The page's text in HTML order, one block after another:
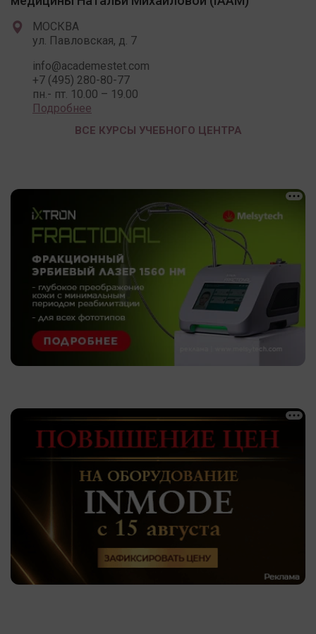
МОСКВА
ул. Павловская, д. 7
info@academestet.com
+7 (495) 280-80-77
пн.- пт. 10.00 – 19.00
Подробнее
ВСЕ КУРСЫ УЧЕБНОГО ЦЕНТРА